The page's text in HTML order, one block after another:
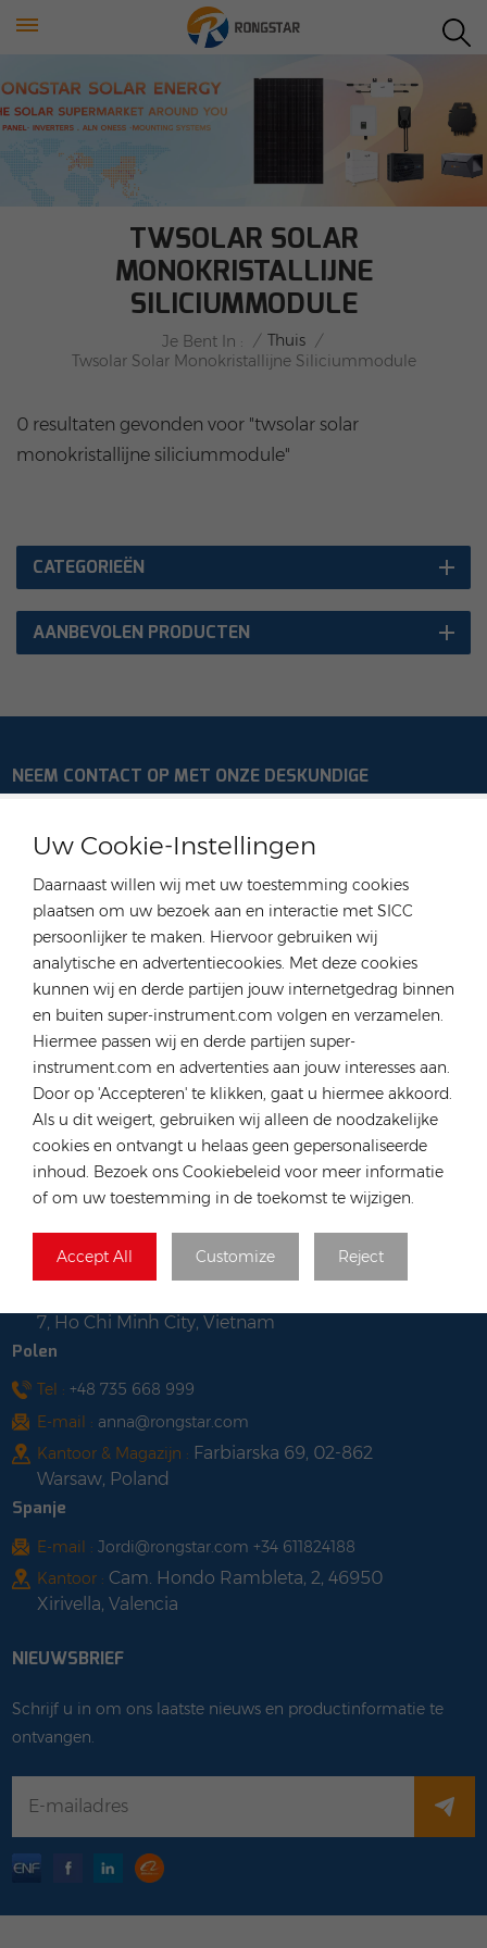
Uw Cookie-Instellingen
Daarnaast willen wij met uw toestemming cookies
plaatsen om uw bezoek aan en interactie met SICC
persoonlijker te maken. Hiervoor gebruiken wij
analytische en advertentiecookies. Met deze cookies
kunnen wij en derde partijen jouw internetgedrag binnen
en buiten super-instrument.com volgen en verzamelen.
Hiermee passen wij en derde partijen super-
instrument.com en advertenties aan jouw interesses aan.
Door op 'Accepteren' te klikken, gaat u hiermee akkoord.
Als u dit weigert, gebruiken wij alleen de noodzakelijke
cookies en ontvangt u helaas geen gepersonaliseerde
inhoud. Bezoek ons Cookiebeleid voor meer informatie
of om uw toestemming in de toekomst te wijzigen.
Accept All Customize Reject
TWSOLAR SOLAR
MONOKRISTALLIJNE
SILICIUMMODULE
Je Bent In : / Thuis /
Twsolar Solar Monokristallijne Siliciummodule
0 resultaten gevonden voor "twsolar solar
monokristallijne siliciummodule"
CATEGORIEËN
AANBEVOLEN PRODUCTEN
NEEM CONTACT OP MET ONZE DESKUNDIGE
E-mail :anna@rongstar.com
Aldenhoven, Deutschland
Hongkong
Tel :+852 54222219
E-mail : hk@rongstar.com
39 Kung-Um Road, Yuen
Long, Hong Kong
Vietnam
Tel :+84 522 038 896
E-mail :vn@rongstar.com
Kantoor :102 Phung Van Cung Street,Ward 7,
Phu Nhuan District, HoChi
7, Ho Chi Minh City, Vietnam
Polen
Tel : +48 735 668 999
E-mail : anna@rongstar.com
Kantoor & Magazijn : Farbiarska 69, 02-862
Warsaw, Poland
Spanje
E-mail : Jordi@rongstar.com +34 611824188
Kantoor : Cam. Hondo Rambleta, 2, 46950
Xirivella, Valencia
NIEUWSBRIEF
Schrijf u in om ons laatste nieuws en productinformatie te
ontvangen.